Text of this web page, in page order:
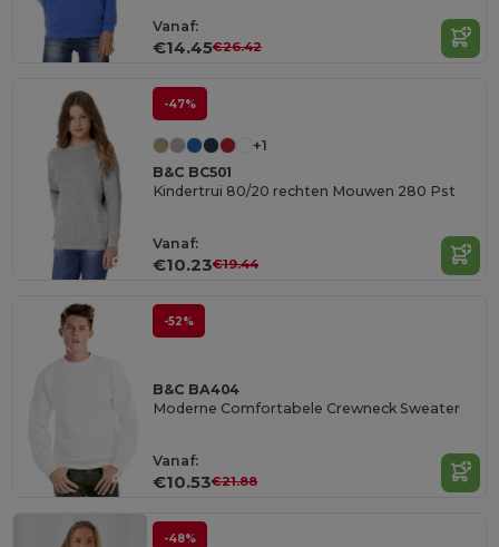
Vanaf:
€14.45€26.42
-47%
+1
B&C BC501
Kindertrui 80/20 rechten Mouwen 280 Pst
Vanaf:
€10.23€19.44
-52%
B&C BA404
Moderne Comfortabele Crewneck Sweater
Vanaf:
€10.53€21.88
-48%